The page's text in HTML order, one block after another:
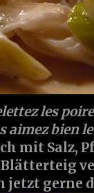
les
aimez bien
mit Salz,
Blätterteig
jetzt gerne